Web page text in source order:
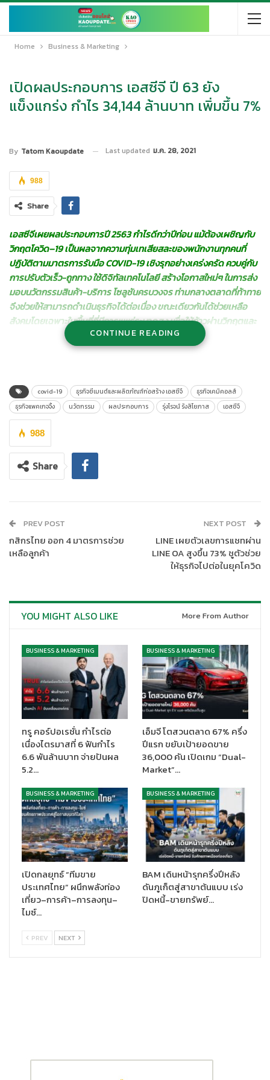
Home Business & Marketing
เปิดผลประกอบการ เอสซีจี ปี 63 ยัง
แข็งแกร่ง กำไร 34,144 ล้านบาท เพิ่มขึ้น 7%
By Tatom Kaoupdate Last updated ม.ค. 28, 2021
988
Share
เอสซีจีเผยผลประกอบการปี2563 กำไรดีกว่าปีก่อน แม้ต้องเผชิญกับ
วิกฤตโควิด–19 เป็นผลจากความทุ่มเทเสียสละของพนักงานทุกคนที่
ปฏิบัติตามมาตรการรับมือCOVID-19 เชิงรุกอย่างเคร่งครัดควบคู่กับ
การปรับตัวเร็ว-ถูกทางใช้ดิจิทัลเทคโนโลยีสร้างโอกาสใหม่ๆในการส่ง
มอบนวัตกรรมสินค้า-บริการ โซลูชันครบวงจร ท่ามกลางตลาดที่ท้าทาย
จึงช่วยให้สามารถดำเนินธุรกิจได้ต่อเนื่องขณะเดียวกันได้ช่วยเหลือ
สังคมโดยเฉพาะในพื้นที่ที่มีการแพร่ระบาดสูง เพื่อให้ก้าวผ่านวิกฤตและ
เติบโตไปพร้อมกันอย่างยั่งยืน
การขาย 399,939 ล้านบาท ลดลงร้อยละ 9 จากปีก่อน จากราคาและ
ปริมาณขายของสินค้าเคมีภัณฑ์ลดลง และมีกำไรสำหรับปี 34,144
ล้านบาท เพิ่มขึ้นร้อยละ 7 จากปีก่อน จากผลการดำเนินงานที่ดีขึ้นในทุก
ธุรกิจ โดยปี 2563 เอสซีจีมียอดขายสินค้าและบริการที่มีมูลค่าเพิ่ม
(High Value Added Products & Services – HVA) 126,115 ล้าน
สำหรับไตรมาสที่ 4 ปี 2563เอสซีจีมีรายได้จากการขาย 97,250 ล้าน
ซีเมนต์และผลิตภัณฑ์ก่อสร้างลดลงผลจากปัจจัยตามฤดูกาล และผลก
ระทบจากสถานการณ์การแพร่ระบาด COVID-19 อีกทั้งธุรกิจเคมิคอล
ส์มีการหยุดซ่อมบำรุงโรงงานมาบตาพุดโอเลฟินส์ (MOC) ในไตรมาส
นี้ แม้ว่าการหยุดซ่อมบำรุงนี้ทำได้เสร็จเร็วกว่าแผนที่กำหนดไว้ ทำให้
สามารถชดเชยปริมาณขายที่จะลดลงไปได้บางส่วน แต่ก็ยังส่งผลให้
ปริมาณขายของธุรกิจเคมิคอลส์ลดลงในไตรมาสนี้ และลดลงร้อยละ
8 จากช่วงเดียวกันของปีก่อน สาเหตุหลักจากปริมาณขายของธุรกิจ
เคมิคอลส์ที่ลดลง ผลจากการหยุดซ่อมบำรุงโรงงาน MOC ประกอบ
กับรายได้จากการขายของธุรกิจซีเมนต์และผลิตภัณฑ์ก่อสร้างลดลง
เนื่องจากได้รับผลกระทบจากสถานการณ์การแพร่ระบาดของ
COVID-19
เอสซีจีมีกำไรสำหรับงวด 8,048 ล้านบาท ลดลงร้อยละ 17 จาก
CONTINUE READING
covid-19 ธุรกิจซีเมนต์และผลิตภัณฑ์ก่อสร้าง เอสซีจี
ธุรกิจเคมิคอลส์
ธุรกิจแพคเกจจิ้ง
นวัตกรรม ผลประกอบการ รุ่งโรจน์ รังสิโยภาส เอสซีจี
988
Share
PREV POST
กสิกรไทย ออก 4 มาตรการช่วย
เหลือลูกค้า
NEXT POST
LINE เผยตัวเลขการแชทผ่าน
LINE OA สูงขึ้น 73% ชูตัวช่วย
ให้ธุรกิจไปต่อในยุคโควิด
YOU MIGHT ALSO LIKE More From Author
BUSINESS & MARKETING
ทรู คอร์ปอเรชั่น กำไรต่อ
เนื่องไตรมาสที่ 6 ฟันกำไร
6.6 พันล้านบาท จ่ายปันผล
5.2…
BUSINESS & MARKETING
เอ็มจี โตสวนตลาด 67% ครึ่ง
ปีแรก ขยับเป้ายอดขาย
36,000 คัน เปิดเกม “Dual-
Market”…
BUSINESS & MARKETING
เปิดกลยุทธ์ “ทีมขาย
ประเทศไทย” ผนึกพลังท่อง
เที่ยว–การค้า–การลงทุน–
ไมซ์…
BUSINESS & MARKETING
BAM เดินหน้ารุกครึ่งปีหลัง
ดันภูเก็ตสู่สาขาต้นแบบ เร่ง
ปิดหนี้-ขายทรัพย์…
PREV NEXT